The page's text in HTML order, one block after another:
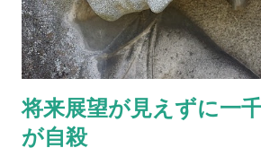
将来展望が見えずに一
が自殺